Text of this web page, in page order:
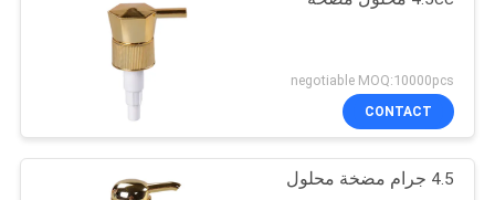
negotiable MOQ:10000pcs
CONTACT
4.5 جرام مضخة محلول